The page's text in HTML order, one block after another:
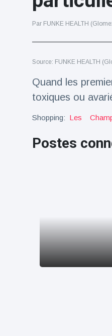
2023 Citroën
ë-C3 Reveal
Le Roadster
Hyper-GT
Par FUNKE HEALTH
Source: FUNKE HEALTH
Quand les
toxiques ou
Shopping: Les
Postes